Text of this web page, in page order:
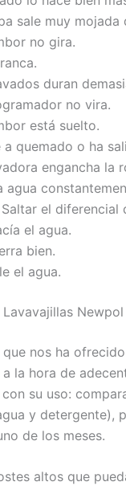
sale muy mojada
no gira.
duran
no vira.
está suelto.
a quemado o ha
engancha la
agua
el
el agua.
bien.
el agua.
nos ha
la hora de
su uso:
y detergente),
de los meses.
altos que